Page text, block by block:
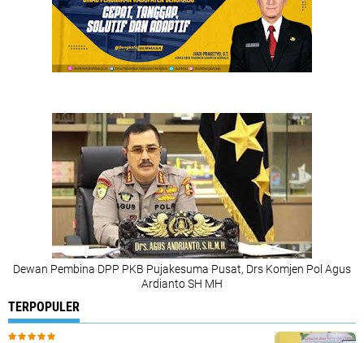
Dewan Pembina DPP PKB Pujakesuma Pusat, Drs Komjen Pol Agus
Ardianto SH MH
TERPOPULER